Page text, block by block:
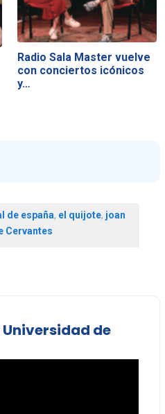
Radio Sala Master vuelve
con conciertos icónicos
y…
de españa, el quijote, joan
Cervantes
Universidad de